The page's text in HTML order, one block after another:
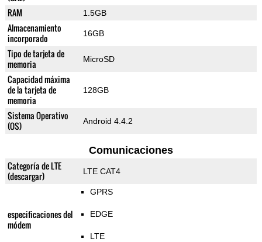
RAM
1.5GB
Almacenamiento
incorporado
16GB
Tipo de tarjeta de
memoria
MicroSD
Capacidad máxima
de la tarjeta de
memoria
128GB
Sistema Operativo
(OS)
Android 4.4.2
Comunicaciones
Categoría de LTE
(descargar)
LTE CAT4
especificaciones del
módem
GPRS
EDGE
LTE